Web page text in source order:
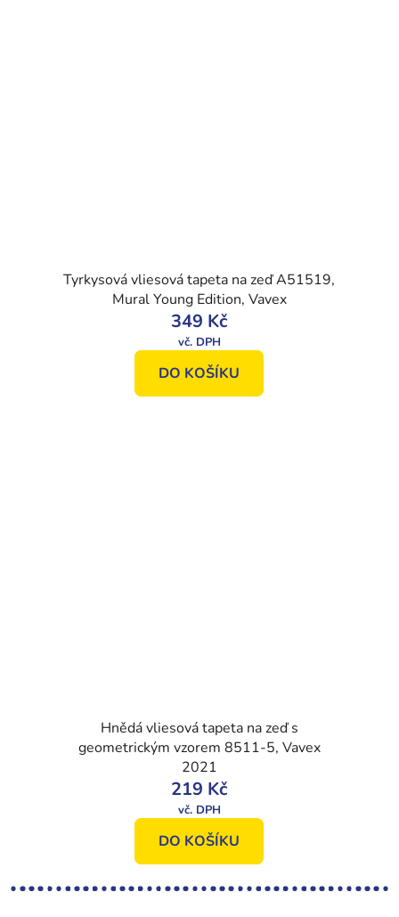
Tyrkysová vliesová tapeta na zeď A51519,
Mural Young Edition, Vavex
349 Kč
DO KOŠÍKU
Hnědá vliesová tapeta na zeď s
geometrickým vzorem 8511-5, Vavex
2021
219 Kč
DO KOŠÍKU